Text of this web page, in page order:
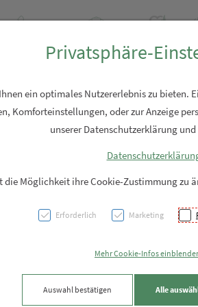
Privatsphäre-
ein optimales Nutzererlebnis zu bieten.
Komforteinstellungen, oder zur Anzeige
unserer Datenschutzerklärung
die Möglichkeit ihre Cookie-Zustimmung zu
Erforderlich Marketing
Mehr Cookie-Infos
Auswahl bestätigen Alle